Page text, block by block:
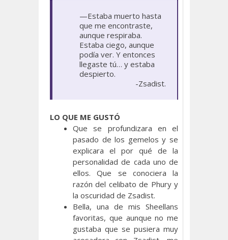
—Estaba muerto hasta
que me encontraste,
aunque respiraba.
Estaba ciego, aunque
podía ver. Y entonces
llegaste tú… y estaba
despierto.
-Zsadist.
LO QUE ME GUSTÓ
Que se profundizara en el
pasado de los gemelos y se
explicara el por qué de la
personalidad de cada uno de
ellos. Que se conociera la
razón del celibato de Phury y
la oscuridad de Zsadist.
Bella, una de mis Sheellans
favoritas, que aunque no me
gustaba que se pusiera muy